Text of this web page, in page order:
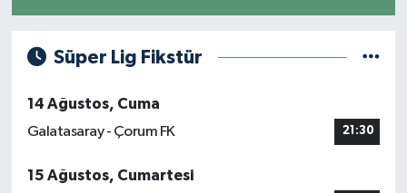
Süper Lig Fikstür
14 Ağustos, Cuma
Galatasaray - Çorum FK
21:30
15 Ağustos, Cumartesi